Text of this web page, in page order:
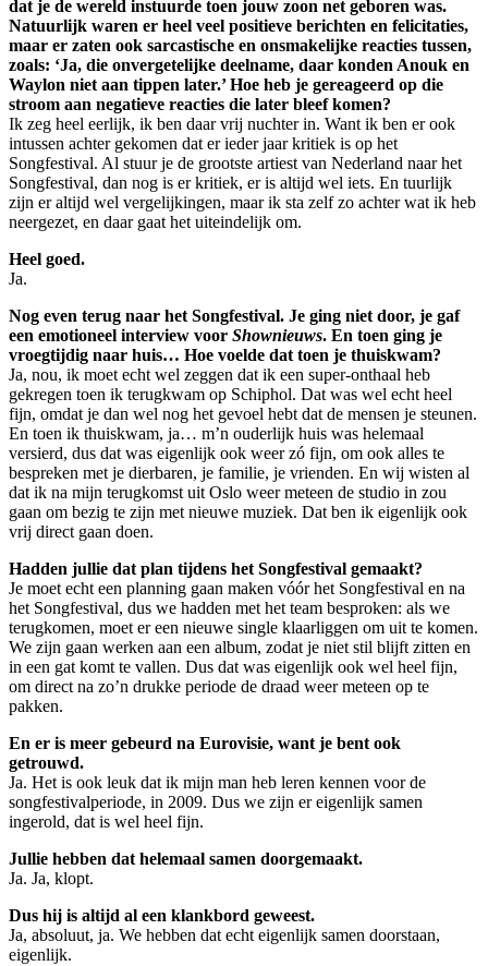
dat je de wereld instuurde toen jouw zoon net geboren was.
Natuurlijk waren er heel veel positieve berichten en felicitaties,
maar er zaten ook sarcastische en onsmakelijke reacties tussen,
zoals: ‘Ja, die onvergetelijke deelname, daar konden Anouk en
Waylon niet aan tippen later.’ Hoe heb je gereageerd op die
stroom aan negatieve reacties die later bleef komen?
Ik zeg heel eerlijk, ik ben daar vrij nuchter in. Want ik ben er ook
intussen achter gekomen dat er ieder jaar kritiek is op het
Songfestival. Al stuur je de grootste artiest van Nederland naar het
Songfestival, dan nog is er kritiek, er is altijd wel iets. En tuurlijk
zijn er altijd wel vergelijkingen, maar ik sta zelf zo achter wat ik heb
neergezet, en daar gaat het uiteindelijk om.
Heel goed.
Ja.
Nog even terug naar het Songfestival. Je ging niet door, je gaf
een emotioneel interview voor Shownieuws. En toen ging je
vroegtijdig naar huis… Hoe voelde dat toen je thuiskwam?
Ja, nou, ik moet echt wel zeggen dat ik een super-onthaal heb
gekregen toen ik terugkwam op Schiphol. Dat was wel echt heel
fijn, omdat je dan wel nog het gevoel hebt dat de mensen je steunen.
En toen ik thuiskwam, ja… m’n ouderlijk huis was helemaal
versierd, dus dat was eigenlijk ook weer zó fijn, om ook alles te
bespreken met je dierbaren, je familie, je vrienden. En wij wisten al
dat ik na mijn terugkomst uit Oslo weer meteen de studio in zou
gaan om bezig te zijn met nieuwe muziek. Dat ben ik eigenlijk ook
vrij direct gaan doen.
Hadden jullie dat plan tijdens het Songfestival gemaakt?
Je moet echt een planning gaan maken vóór het Songfestival en na
het Songfestival, dus we hadden met het team besproken: als we
terugkomen, moet er een nieuwe single klaarliggen om uit te komen.
We zijn gaan werken aan een album, zodat je niet stil blijft zitten en
in een gat komt te vallen. Dus dat was eigenlijk ook wel heel fijn,
om direct na zo’n drukke periode de draad weer meteen op te
pakken.
En er is meer gebeurd na Eurovisie, want je bent ook
getrouwd.
Ja. Het is ook leuk dat ik mijn man heb leren kennen voor de
songfestivalperiode, in 2009. Dus we zijn er eigenlijk samen
ingerold, dat is wel heel fijn.
Jullie hebben dat helemaal samen doorgemaakt.
Ja. Ja, klopt.
Dus hij is altijd al een klankbord geweest.
Ja, absoluut, ja. We hebben dat echt eigenlijk samen doorstaan,
eigenlijk.